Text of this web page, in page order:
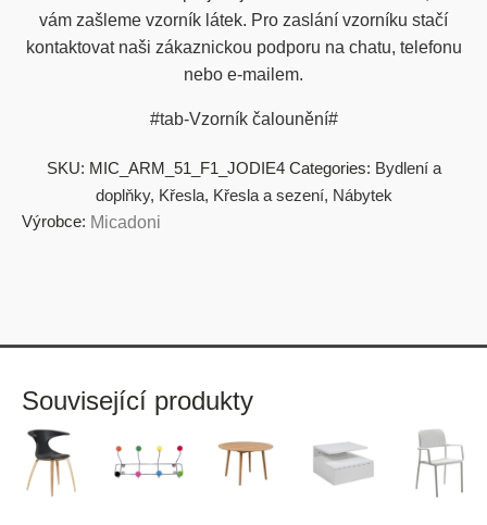
vám zašleme vzorník látek. Pro zaslání vzorníku stačí
kontaktovat naši zákaznickou podporu na chatu, telefonu
nebo e-mailem.
#tab-Vzorník čalounění#
SKU: MIC_ARM_51_F1_JODIE4 Categories: Bydlení a
doplňky, Křesla, Křesla a sezení, Nábytek
Výrobce: Micadoni
Související produkty